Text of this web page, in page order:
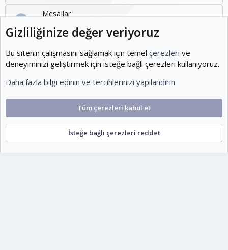
Mesajlar
1,954
Son üye
KOEditor
Cookies Ko-ParsV2
Türkçe (TR)
Gizlilik politikası Yardım Ana sayfa
S
escort
Gizliliğinize değer veriyoruz
Bu sitenin çalışmasını sağlamak için temel çerezleri ve
deneyiminizi geliştirmek için isteğe bağlı çerezleri kullanıyoruz.
Daha fazla bilgi edinin ve tercihlerinizi yapılandırın
Tüm çerezleri kabul et
İsteğe bağlı çerezleri reddet